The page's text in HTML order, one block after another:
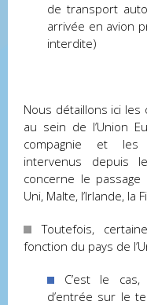
de transport
arrivée en avion
interdite)
Nous détaillons ici les
au sein de l’Union
compagnie et les
intervenus depuis
concerne le
Uni, Malte, l’Irlande, la
Toutefois,
fonction du pays de
C’est le cas,
d’entrée sur le